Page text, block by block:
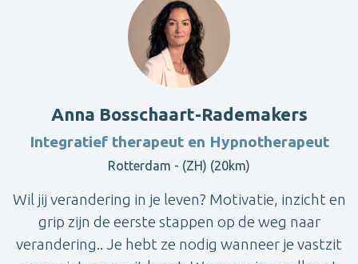
Anna Bosschaart-Rademakers
Integratief therapeut en Hypnotherapeut
Rotterdam - (ZH) (20km)
Wil jij verandering in je leven? Motivatie, inzicht en
grip zijn de eerste stappen op de weg naar
verandering.. Je hebt ze nodig wanneer je vastzit